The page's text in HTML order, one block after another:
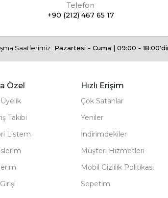
Telefon
+90 (212) 467 65 17
Saatlerimiz: Pazartesi - Cuma | 09:00 -
Özel
Takibi
Listem
Hızlı Erişim
Çok Satanlar
Yeniler
İndirimdekiler
Müşteri Hizmetleri
Mobil Gizlilik Politikası
Sepetim